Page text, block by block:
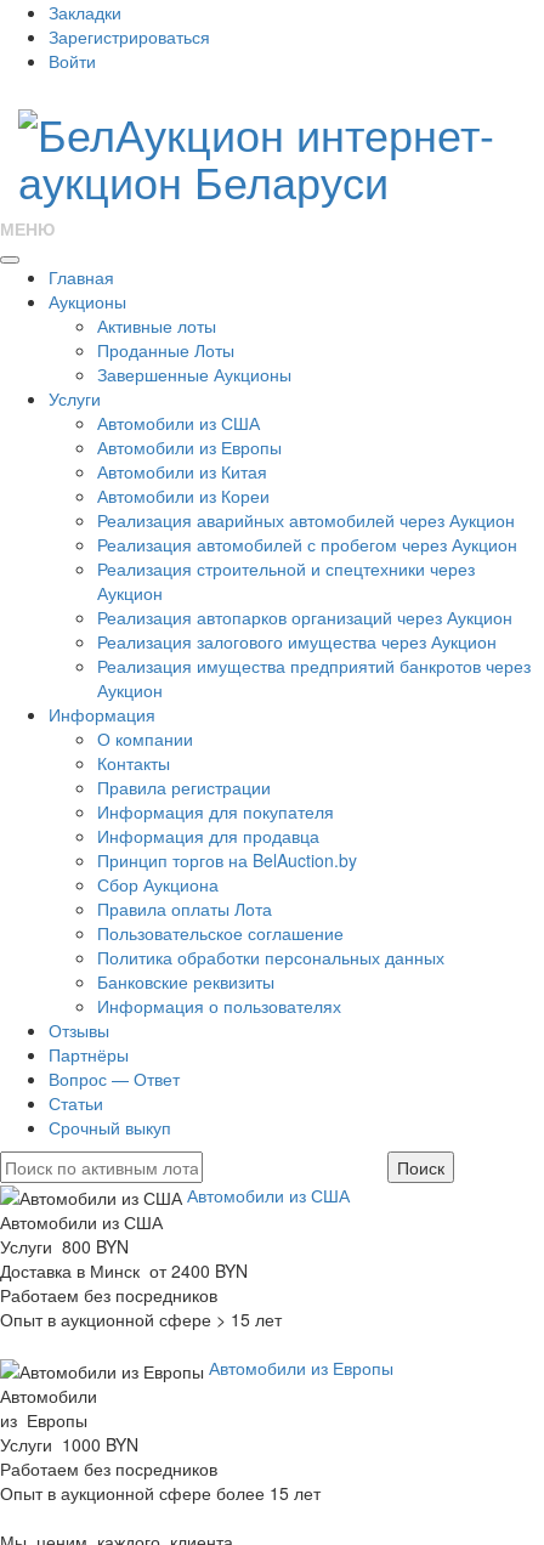
Закладки
Зарегистрироваться
Войти
МЕНЮ
Главная
Аукционы
Активные лоты
Проданные Лоты
Завершенные Аукционы
Услуги
Автомобили из США
Автомобили из Европы
Автомобили из Китая
Автомобили из Кореи
Реализация аварийных автомобилей через Аукцион
Реализация автомобилей с пробегом через Аукцион
Реализация строительной и спецтехники через
Аукцион
Реализация автопарков организаций через Аукцион
Реализация залогового имущества через Аукцион
Реализация имущества предприятий банкротов через
Аукцион
Информация
О компании
Контакты
Правила регистрации
Информация для покупателя
Информация для продавца
Принцип торгов на BelAuction.by
Сбор Аукциона
Правила оплаты Лота
Пользовательское соглашение
Политика обработки персональных данных
Банковские реквизиты
Информация о пользователях
Отзывы
Партнёры
Вопрос — Ответ
Статьи
Срочный выкуп
Автомобили из США
Автомобили из США
Услуги 800 BYN
Доставка в Минск от 2400 BYN
Работаем без посредников
Опыт в аукционной сфере > 15 лет
Автомобили из Европы
Автомобили
из Европы
Услуги 1000 BYN
Работаем без посредников
Опыт в аукционной сфере более 15 лет